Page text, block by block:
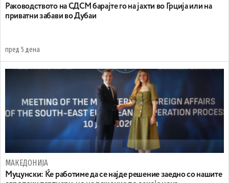
Раководството на СДСМ барајте го на јахти во Грција или на
приватни забави во Дубаи
пред 5 дена
МАКЕДОНИЈА
Муцунски: Ќе работиме да се најде решение заедно со нашите